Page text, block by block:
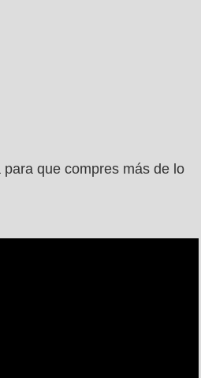
que compres más de lo